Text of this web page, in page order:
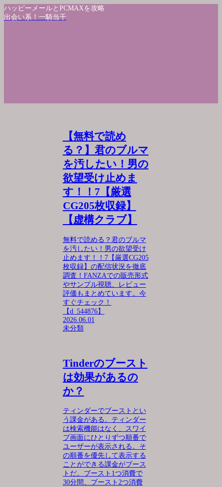
ハッピーメールとPCMAXを攻略
出会い系！一騎当千
【無料で読め
る？】君のブルマ
を汚したい！男の
欲望受け止めま
す！！7【厳選
CG205枚収録】
【虚構クラブ】
無料で読める？君のブルマ
を汚したい！男の欲望受け
止めます！！7【厳選CG205
枚収録】の配信状況を徹底
調査！FANZAでの販売形式
やサンプル視聴、レビュー
評価もまとめています。今
すぐチェック！
【d_544876】
2026.06.01
未分類
Tinderのブースト
は効果があるの
か？
ティンダーでブーストとい
う課金がある。ティンダー
は検索機能はなく、スワイ
プ画面にひとりずつ順番で
ユーザーが表示される。そ
の順番を優先して表示する
ことができる課金がブース
トだ。ブースト1つ消費で
30分間、ブースト2つ消費